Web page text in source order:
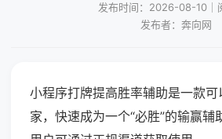
发布时间：2026-08-10｜
发布者：奔向网
小程序打牌提高胜率辅助是一款
家，快速成为一个“必胜”的输赢辅